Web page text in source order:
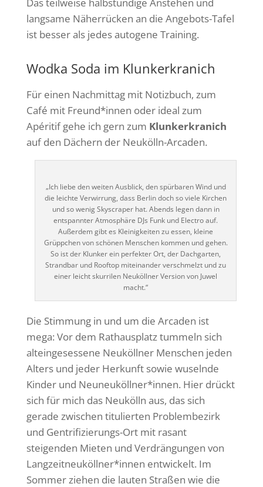
Das teilweise halbstündige Anstehen und
langsame Näherrücken an die Angebots-Tafel
ist besser als jedes autogene Training.
Wodka Soda im Klunkerkranich
Für einen Nachmittag mit Notizbuch, zum
Café mit Freund*innen oder ideal zum
Apéritif gehe ich gern zum Klunkerkranich
auf den Dächern der Neukölln-Arcaden.
„Ich liebe den weiten Ausblick, den spürbaren Wind und
die leichte Verwirrung, dass Berlin doch so viele Kirchen
und so wenig Skyscraper hat. Abends legen dann in
entspannter Atmosphäre DJs Funk und Electro auf.
Außerdem gibt es Kleinigkeiten zu essen, kleine
Grüppchen von schönen Menschen kommen und gehen.
So ist der Klunker ein perfekter Ort, der Dachgarten,
Strandbar und Rooftop miteinander verschmelzt und zu
einer leicht skurrilen Neuköllner Version von Juwel
macht.“
Die Stimmung in und um die Arcaden ist
mega: Vor dem Rathausplatz tummeln sich
alteingesessene Neuköllner Menschen jeden
Alters und jeder Herkunft sowie wuselnde
Kinder und Neuneuköllner*innen. Hier drückt
sich für mich das Neukölln aus, das sich
gerade zwischen titulierten Problembezirk
und Gentrifizierungs-Ort mit rasant
steigenden Mieten und Verdrängungen von
Langzeitneuköllner*innen entwickelt. Im
Sommer ziehen die lauten Straßen wie die